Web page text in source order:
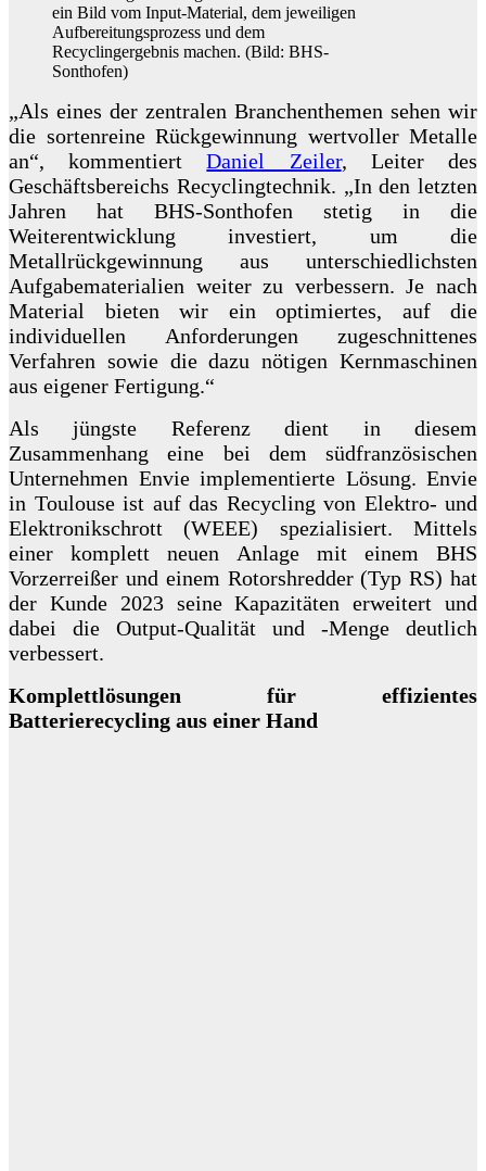
ein Bild vom Input-Material, dem jeweiligen
Aufbereitungsprozess und dem
Recyclingergebnis machen. (Bild: BHS-
Sonthofen)
„Als eines der zentralen Branchenthemen sehen wir
die sortenreine Rückgewinnung wertvoller Metalle
an“, kommentiertDaniel Zeiler, Leiter des
Geschäftsbereichs Recyclingtechnik. „In den letzten
Jahren hat BHS-Sonthofen stetig in die
Weiterentwicklung investiert, um die
Metallrückgewinnung aus unterschiedlichsten
Aufgabematerialien weiter zu verbessern. Je nach
Material bieten wir ein optimiertes, auf die
individuellen Anforderungen zugeschnittenes
Verfahren sowie die dazu nötigen Kernmaschinen
aus eigener Fertigung.“
Als jüngste Referenz dient in diesem
Zusammenhang eine bei dem südfranzösischen
Unternehmen Envie implementierte Lösung. Envie
in Toulouse ist auf das Recycling von Elektro- und
Elektronikschrott (WEEE) spezialisiert. Mittels
einer komplett neuen Anlage mit einem BHS
Vorzerreißer und einem Rotorshredder (Typ RS) hat
der Kunde 2023 seine Kapazitäten erweitert und
dabei die Output-Qualität und -Menge deutlich
verbessert.
Komplettlösungen für effizientes
Batterierecycling aus einer Hand